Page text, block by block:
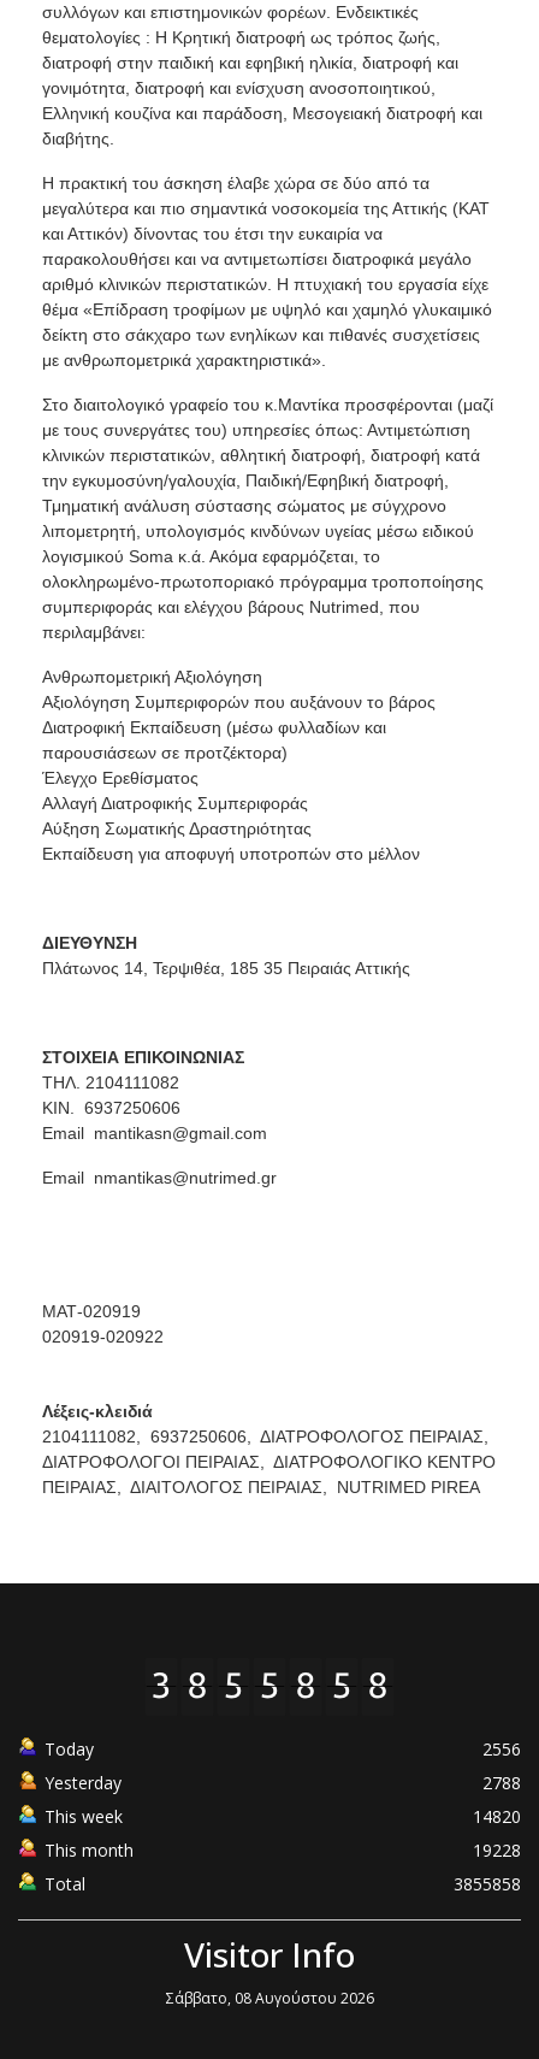
συλλόγων και επιστημονικών φορέων. Ενδεικτικές
θεματολογίες : Η Κρητική διατροφή ως τρόπος ζωής,
διατροφή στην παιδική και εφηβική ηλικία, διατροφή και
γονιμότητα, διατροφή και ενίσχυση ανοσοποιητικού,
Ελληνική κουζίνα και παράδοση, Μεσογειακή διατροφή και
διαβήτης.
Η πρακτική του άσκηση έλαβε χώρα σε δύο από τα
μεγαλύτερα και πιο σημαντικά νοσοκομεία της Αττικής (ΚΑΤ
και Αττικόν) δίνοντας του έτσι την ευκαιρία να
παρακολουθήσει και να αντιμετωπίσει διατροφικά μεγάλο
αριθμό κλινικών περιστατικών. Η πτυχιακή του εργασία είχε
θέμα «Επίδραση τροφίμων με υψηλό και χαμηλό γλυκαιμικό
δείκτη στο σάκχαρο των ενηλίκων και πιθανές συσχετίσεις
με ανθρωπομετρικά χαρακτηριστικά».
Στο διαιτολογικό γραφείo του κ.Μαντίκα προσφέρονται (μαζί
με τους συνεργάτες του) υπηρεσίες όπως: Αντιμετώπιση
κλινικών περιστατικών, αθλητική διατροφή, διατροφή κατά
την εγκυμοσύνη/γαλουχία, Παιδική/Εφηβική διατροφή,
Τμηματική ανάλυση σύστασης σώματος με σύγχρονο
λιπομετρητή, υπολογισμός κινδύνων υγείας μέσω ειδικού
λογισμικού Soma κ.ά. Ακόμα εφαρμόζεται, το
ολοκληρωμένο-πρωτοποριακό πρόγραμμα τροποποίησης
συμπεριφοράς και ελέγχου βάρους Nutrimed, που
περιλαμβάνει:
Ανθρωπομετρική Αξιολόγηση
Αξιολόγηση Συμπεριφορών που αυξάνουν το βάρος
Διατροφική Εκπαίδευση (μέσω φυλλαδίων και
παρουσιάσεων σε προτζέκτορα)
Έλεγχο Ερεθίσματος
Αλλαγή Διατροφικής Συμπεριφοράς
Αύξηση Σωματικής Δραστηριότητας
Εκπαίδευση για αποφυγή υποτροπών στο μέλλον
ΔΙΕΥΘΥΝΣΗ
Πλάτωνος 14, Τερψιθέα, 185 35 Πειραιάς Αττικής
ΣΤΟΙΧΕΙΑ ΕΠΙΚΟΙΝΩΝΙΑΣ
ΤΗΛ. 2104111082
ΚΙΝ. 6937250606
Email mantikasn@gmail.com
Email nmantikas@nutrimed.gr
ΜΑΤ-020919
020919-020922
Λέξεις-κλειδιά
2104111082, 6937250606, ΔΙΑΤΡΟΦΟΛΟΓΟΣ ΠΕΙΡΑΙΑΣ,
ΔΙΑΤΡΟΦΟΛΟΓΟΙ ΠΕΙΡΑΙΑΣ, ΔΙΑΤΡΟΦΟΛΟΓΙΚΟ ΚΕΝΤΡΟ
ΠΕΙΡΑΙΑΣ, ΔΙΑΙΤΟΛΟΓΟΣ ΠΕΙΡΑΙΑΣ, NUTRIMED PIREA
Today
2556
Yesterday
2788
This week
14820
This month
19228
Total
3855858
Visitor Info
Σάββατο, 08 Αυγούστου 2026